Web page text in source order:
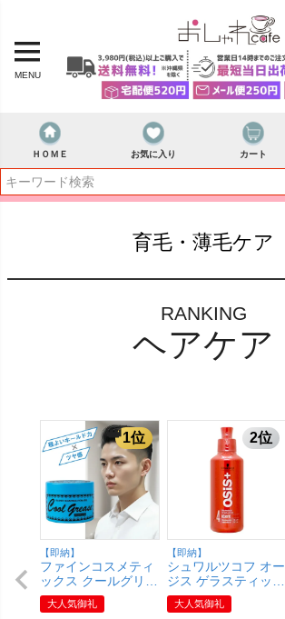
MENU
ＨＯＭＥ お気に入り カート
育毛・薄毛ケア
RANKING
ヘアケア
【即納】
ファインコスメティ
ックス クールグリー
スG 210g【ワック
ス/スタイリング剤/
大人気御礼
【即納】
シュワルツコフ オー
ジス ゲラスティック
146g セット力 メタ
ルジェル
大人気御礼